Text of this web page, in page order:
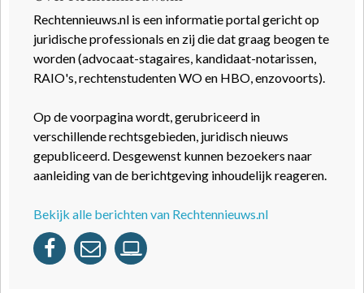
Rechtennieuws.nl is een informatie portal gericht op
juridische professionals en zij die dat graag beogen te
worden (advocaat-stagaires, kandidaat-notarissen,
RAIO's, rechtenstudenten WO en HBO, enzovoorts).
Op de voorpagina wordt, gerubriceerd in
verschillende rechtsgebieden, juridisch nieuws
gepubliceerd. Desgewenst kunnen bezoekers naar
aanleiding van de berichtgeving inhoudelijk reageren.
Bekijk alle berichten van Rechtennieuws.nl